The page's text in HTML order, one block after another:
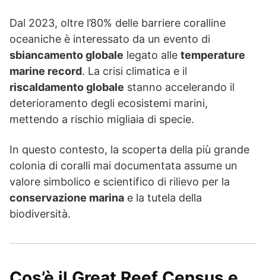
Dal 2023, oltre l’80% delle barriere coralline
oceaniche è interessato da un evento di
sbiancamento globale legato alle temperature
marine record. La crisi climatica e il
riscaldamento globale stanno accelerando il
deterioramento degli ecosistemi marini,
mettendo a rischio migliaia di specie.
In questo contesto, la scoperta della più grande
colonia di coralli mai documentata assume un
valore simbolico e scientifico di rilievo per la
conservazione marina e la tutela della
biodiversità.